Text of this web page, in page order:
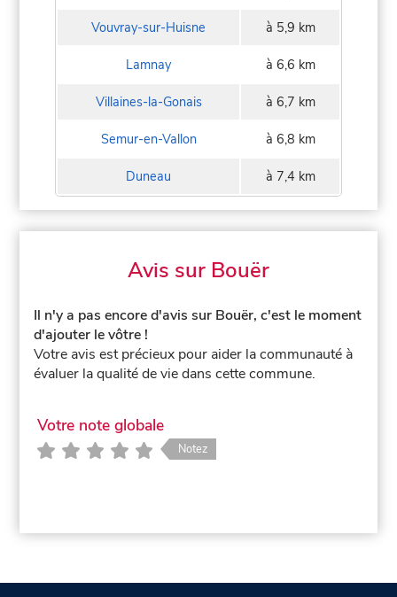
Vouvray-sur-Huisne à 5,9 km
Lamnay à 6,6 km
Villaines-la-Gonais à 6,7 km
Semur-en-Vallon à 6,8 km
Duneau à 7,4 km
Avis sur Bouër
Il n'y a pas encore d'avis sur Bouër, c'est le moment
d'ajouter le vôtre !
Votre avis est précieux pour aider la communauté à
évaluer la qualité de vie dans cette commune.
Votre note globale
Notez